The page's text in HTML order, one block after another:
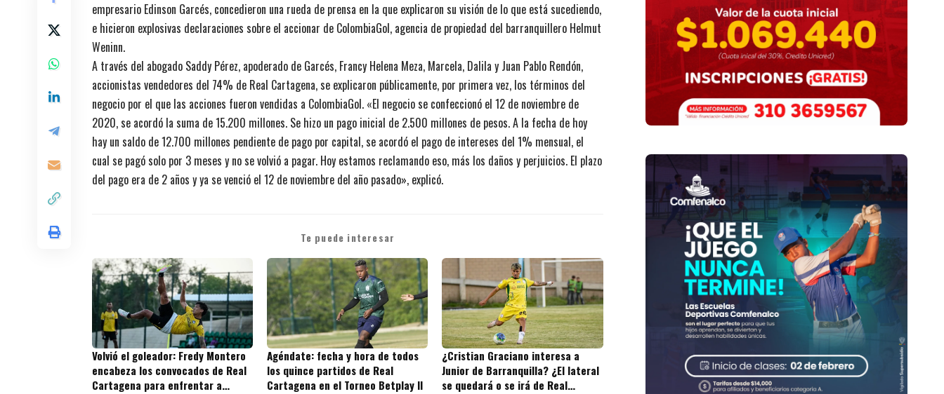
empresario Edinson Garcés, concedieron una rueda de prensa en la que explicaron su visión de lo que está sucediendo,
e hicieron explosivas declaraciones sobre el accionar de ColombiaGol, agencia de propiedad del barranquillero Helmut
Weninn.
A través del abogado Saddy Pérez, apoderado de Garcés, Francy Helena Meza, Marcela, Dalila y Juan Pablo Rendón,
accionistas vendedores del 74% de Real Cartagena, se explicaron públicamente, por primera vez, los términos del
negocio por el que las acciones fueron vendidas a ColombiaGol. «El negocio se confeccionó el 12 de noviembre de
2020, se acordó la suma de 15.200 millones. Se hizo un pago inicial de 2.500 millones de pesos. A la fecha de hoy
hay un saldo de 12.700 millones pendiente de pago por capital, se acordó el pago de intereses del 1% mensual, el
cual se pagó solo por 3 meses y no se volvió a pagar. Hoy estamos reclamando eso, más los daños y perjuicios. El plazo
del pago era de 2 años y ya se venció el 12 de noviembre del año pasado», explicó.
Te puede interesar
Volvió el goleador: Fredy Montero
encabeza los convocados de Real
Cartagena para enfrentar a
Agéndate: fecha y hora de todos
los quince partidos de Real
Cartagena en el Torneo Betplay II
¿Cristian Graciano interesa a
Junior de Barranquilla? ¿El lateral
se quedará o se irá de Real